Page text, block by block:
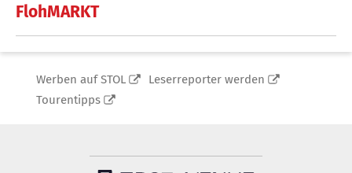
FlohMARKT
Werben auf STOL
Leserreporter werden
Tourentipps